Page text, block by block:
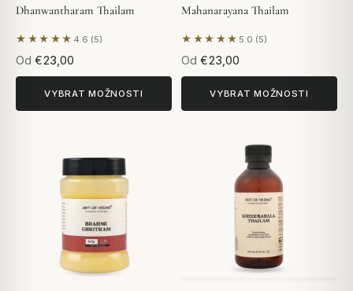
Dhanwantharam Thailam
★★★★★ 4.6 (5)
Na základě 5 hodnocení
Od €23,00
VYBRAT MOŽNOSTI
Mahanarayana Thailam
★★★★★ 5.0 (5)
Na základě 5 hodnocení
Od €23,00
VYBRAT MOŽNOSTI